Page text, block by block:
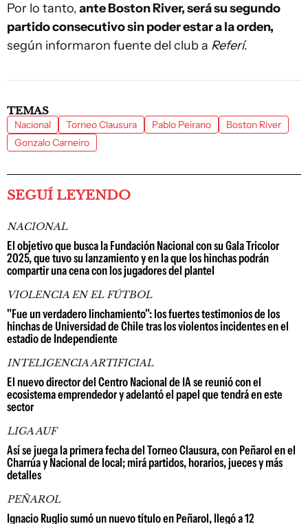
Por lo tanto,ante Boston River, será su segundo
partido consecutivo sin poder estar a la orden,
según informaron fuente del club a Referí.
TEMAS
Nacional Torneo Clausura Pablo Peirano
Boston River
Gonzalo Carneiro
SEGUÍ LEYENDO
NACIONAL
El objetivo que busca la Fundación Nacional con su Gala Tricolor
2025, que tuvo su lanzamiento y en la que los hinchas podrán
compartir una cena con los jugadores del plantel
VIOLENCIA EN EL FÚTBOL
"Fue un verdadero linchamiento": los fuertes testimonios de los
hinchas de Universidad de Chile tras los violentos incidentes en el
estadio de Independiente
INTELIGENCIA ARTIFICIAL
El nuevo director del Centro Nacional de IA se reunió con el
ecosistema emprendedor y adelantó el papel que tendrá en este
sector
LIGA AUF
Así se juega la primera fecha del Torneo Clausura, con Peñarol en el
Charrúa y Nacional de local; mirá partidos, horarios, jueces y más
detalles
PEÑAROL
Ignacio Ruglio sumó un nuevo título en Peñarol, llegó a 12